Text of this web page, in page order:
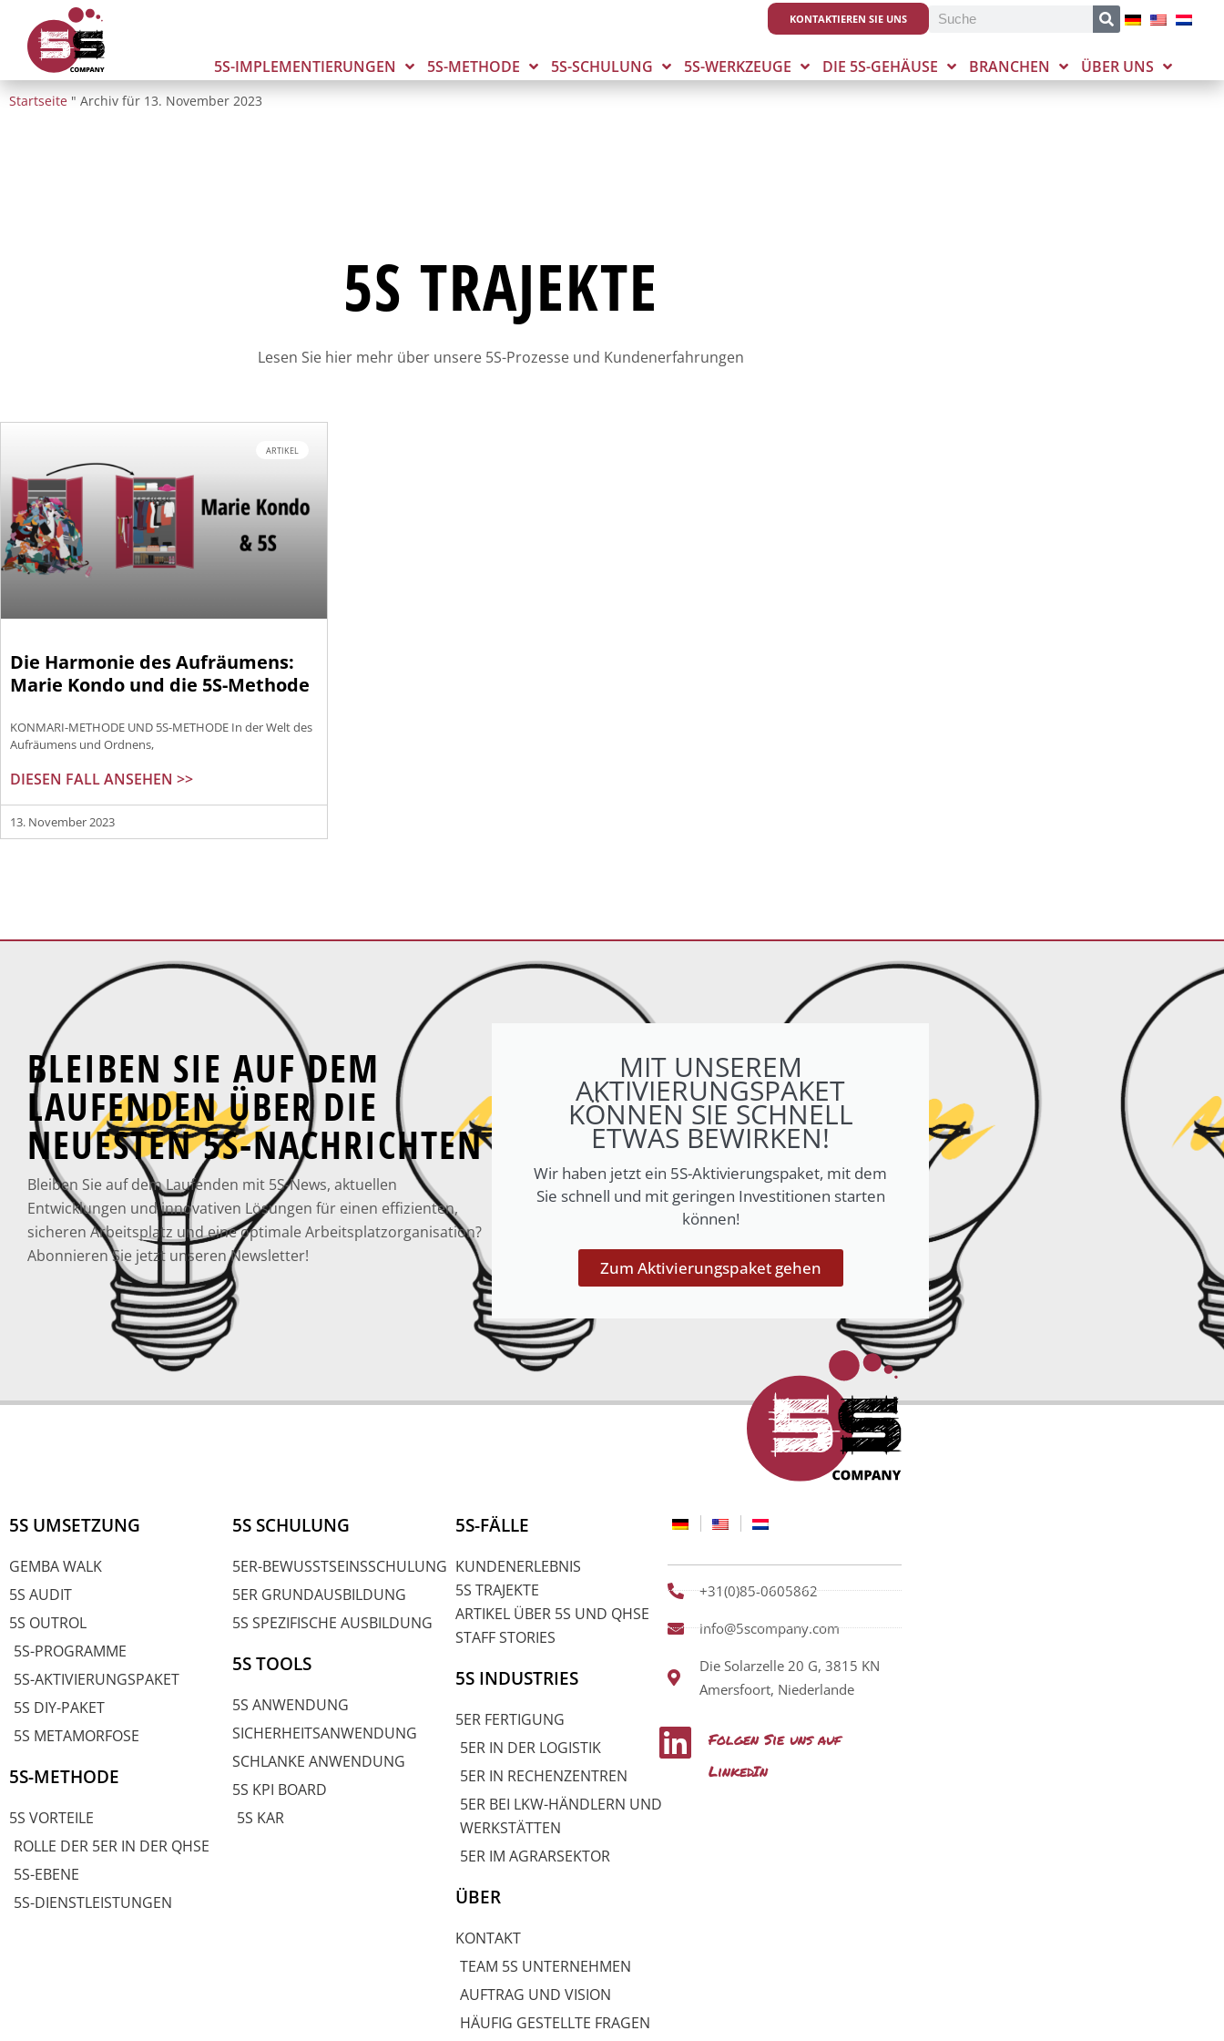
Inhalt
springen
KONTAKTIEREN SIE UNS Suche
5S-IMPLEMENTIERUNGEN 5S-METHODE 5S-SCHULUNG 5S-WERKZEUGE DIE 5S-GEHÄUSE BRANCHEN ÜBER UNS
Startseite " Archiv für 13. November 2023
5S TRAJEKTE
Lesen Sie hier mehr über unsere 5S-Prozesse und Kundenerfahrungen
ARTIKEL
Die Harmonie des Aufräumens:
Marie Kondo und die 5S-Methode
KONMARI-METHODE UND 5S-METHODE In der Welt des
Aufräumens und Ordnens,
DIESEN FALL ANSEHEN >>
13. November 2023
BLEIBEN SIE AUF DEM
LAUFENDEN ÜBER DIE
NEUESTEN 5S-NACHRICHTEN
Bleiben Sie auf dem Laufenden mit 5S-News, aktuellen
Entwicklungen und innovativen Lösungen für einen effizienten,
sicheren Arbeitsplatz und eine optimale Arbeitsplatzorganisation?
Abonnieren Sie jetzt unseren Newsletter!
MIT UNSEREM
AKTIVIERUNGSPAKET
KÖNNEN SIE SCHNELL
ETWAS BEWIRKEN!
Wir haben jetzt ein 5S-Aktivierungspaket, mit dem
Sie schnell und mit geringen Investitionen starten
können!
Zum Aktivierungspaket gehen
5S UMSETZUNG
GEMBA WALK
5S AUDIT
5S OUTROL
5S-PROGRAMME
5S-AKTIVIERUNGSPAKET
5S DIY-PAKET
5S METAMORFOSE
5S-METHODE
5S VORTEILE
ROLLE DER 5ER IN DER QHSE
5S-EBENE
5S-DIENSTLEISTUNGEN
5S SCHULUNG
5ER-BEWUSSTSEINSSCHULUNG
5ER GRUNDAUSBILDUNG
5S SPEZIFISCHE AUSBILDUNG
5S TOOLS
5S ANWENDUNG
SICHERHEITSANWENDUNG
SCHLANKE ANWENDUNG
5S KPI BOARD
5S KAR
5S-FÄLLE
KUNDENERLEBNIS
5S TRAJEKTE
ARTIKEL ÜBER 5S UND QHSE
STAFF STORIES
5S INDUSTRIES
5ER FERTIGUNG
5ER IN DER LOGISTIK
5ER IN RECHENZENTREN
5ER BEI LKW-HÄNDLERN UND
WERKSTÄTTEN
5ER IM AGRARSEKTOR
ÜBER
KONTAKT
TEAM 5S UNTERNEHMEN
AUFTRAG UND VISION
HÄUFIG GESTELLTE FRAGEN
+31(0)85-0605862
info@5scompany.com
Die Solarzelle 20 G, 3815 KN
Amersfoort, Niederlande
L
i
Folgen Sie uns auf
LinkedIn